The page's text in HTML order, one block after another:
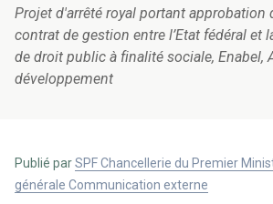
Projet d'arrêté royal portant approbation
contrat de gestion entre l’Etat fédéral et
de droit public à finalité sociale, Enabel,
développement
Publié parSPF Chancellerie du Premier
générale Communication externe